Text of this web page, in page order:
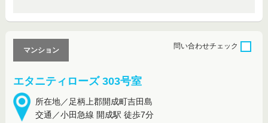
エタニティローズ 303号室
所在地／足柄上郡開成町吉田島
交通／小田急線 開成駅 徒歩7分
マンション
問い合わせチェック